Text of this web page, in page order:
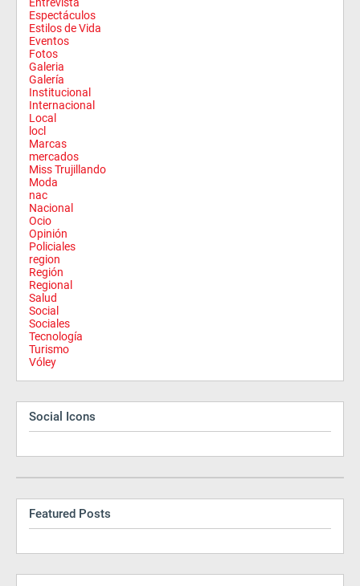
Espectáculos
Estilos de Vida
Eventos
Fotos
Galeria
Galería
Institucional
Internacional
Local
locl
Marcas
mercados
Miss Trujillando
Moda
nac
Nacional
Ocio
Opinión
Policiales
region
Región
Regional
Salud
Social
Sociales
Tecnología
Turismo
Vóley
Social Icons
Featured Posts